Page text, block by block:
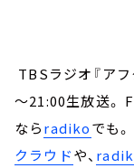
TBSラジオ『ア
～21:00生放送。
ならradikoでも
クラウドや、